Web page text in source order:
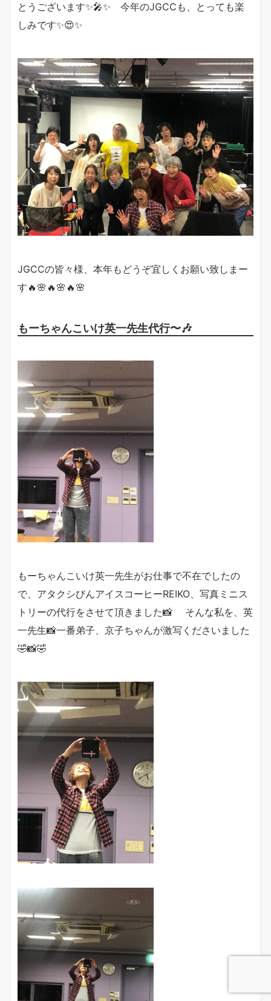
とうございます✨🎤✨ 今年のJGCCも、とっても楽
しみです✨😍✨
JGCCの皆々様、本年もどうぞ宜しくお願い致しまー
す🔥🌸🔥🌸🔥🌸
もーちゃんこいけ英一先生代行〜🎶
もーちゃんこいけ英一先生がお仕事で不在でしたの
で、アタクシびんアイスコーヒーREIKO、写真ミニス
トリーの代行をさせて頂きました📸 そんな私を、英
一先生📸一番弟子、京子ちゃんが激写くださいました
🤣📸🤣